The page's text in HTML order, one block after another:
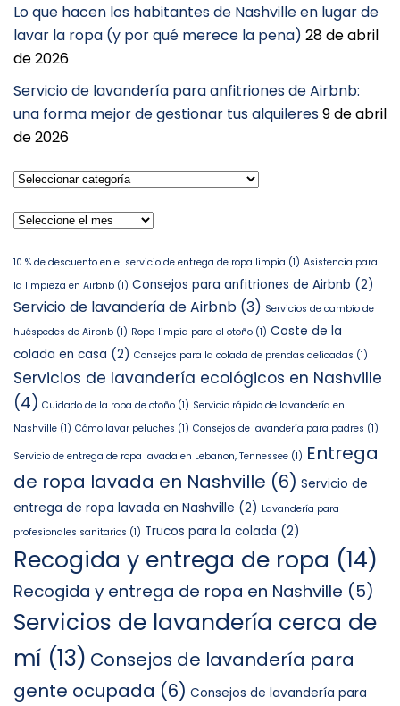
Lo que hacen los habitantes de Nashville en lugar de
lavar la ropa (y por qué merece la pena) 28 de abril
de 2026
Servicio de lavandería para anfitriones de Airbnb:
una forma mejor de gestionar tus alquileres9 de abril
de 2026
Seleccionar
Archivos
10 % de descuento en el servicio de entrega de ropa limpia (1) Asistencia para
la limpieza en Airbnb (1) Consejos para anfitriones de Airbnb (2)
Servicio de lavandería de Airbnb (3) Servicios de cambio de
huéspedes de Airbnb (1) Ropa limpia para el otoño (1) Coste de la
colada en casa (2) Consejos para la colada de prendas delicadas (1)
Servicios de lavandería ecológicos en Nashville
(4) Cuidado de la ropa de otoño (1) Servicio rápido de lavandería en
Nashville (1) Cómo lavar peluches (1) Consejos de lavandería para padres (1)
Servicio de entrega de ropa lavada en Lebanon, Tennessee (1) Entrega
de ropa lavada en Nashville (6) Servicio de
entrega de ropa lavada en Nashville (2) Lavandería para
profesionales sanitarios (1) Trucos para la colada (2)
Recogida y entrega de ropa (14)
Recogida y entrega de ropa en Nashville (5)
Servicios de lavandería cerca de
mí (13) Consejos de lavandería para
gente ocupada (6) Consejos de lavandería para